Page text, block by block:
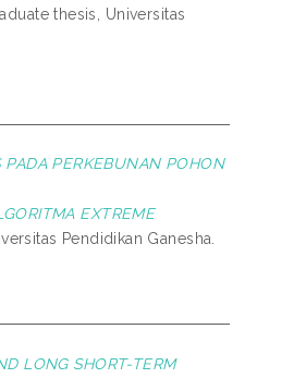
thesis, Universitas
PERKEBUNAN POHON
EXTREME
Pendidikan Ganesha.
LONG SHORT-TERM